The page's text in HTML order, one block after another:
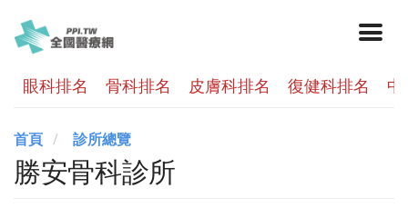
眼科排名 骨科排名 皮膚科排名 復健科排名
首頁 診所總覽
勝安骨科診所